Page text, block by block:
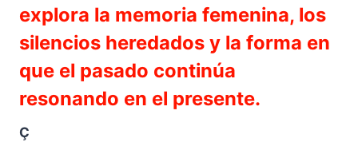
explora la memoria femenina, los
silencios heredados y la forma en
que el pasado continúa
resonando en el presente.
Ç